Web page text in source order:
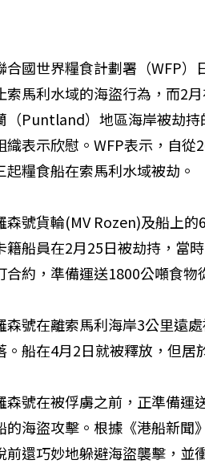
合國世界糧食計劃署（WFP）
索馬利水域的海盜行為，而2
（Puntland）地區海岸被劫持
織表示欣慰。WFP表示，自從
起糧食船在索馬利水域被劫。
森號貨輪(MV Rozen)及船上
籍船員在2月25日被劫持，當
合約，準備運送1800公噸食物
森號在離索馬利海岸3公里遠
。船在4月2日就被釋放，但居
森號在被俘虜之前，正準備運
的海盜攻擊。根據《港船新聞
前還巧妙地躲避海盜襲擊，並